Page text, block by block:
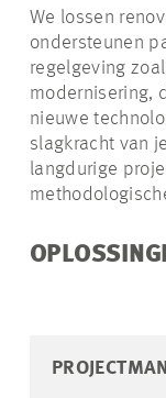
We lossen
ondersteunen
regelgeving
modernisering,
nieuwe
slagkracht van
langdurige